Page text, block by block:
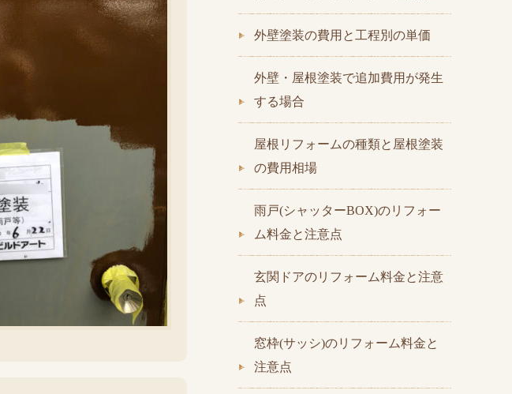
外壁塗装の費用と工程別の単価
外壁・屋根塗装で追加費用が発生
する場合
屋根リフォームの種類と屋根塗装
の費用相場
雨戸(シャッターBOX)のリフォー
ム料金と注意点
玄関ドアのリフォーム料金と注意
点
窓枠(サッシ)のリフォーム料金と
注意点